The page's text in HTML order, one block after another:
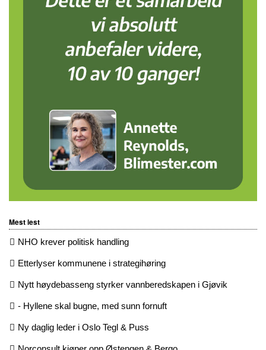
Mest lest
NHO krever politisk handling
Etterlyser kommunene i strategihøring
Nytt høydebasseng styrker vannberedskapen i Gjøvik
- Hyllene skal bugne, med sunn fornuft
Ny daglig leder i Oslo Tegl & Puss